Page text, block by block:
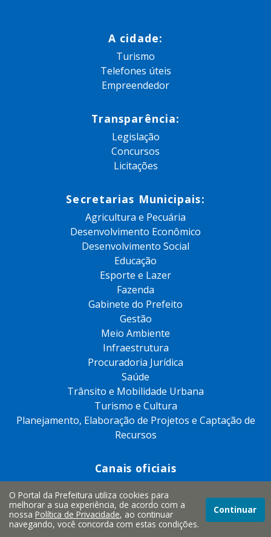
A cidade:
Turismo
Telefones úteis
Empreendedor
Transparência:
Legislação
Concursos
Licitações
Secretarias Municipais:
Agricultura e Pecuária
Desenvolvimento Econômico
Desenvolvimento Social
Educação
Esporte e Lazer
Fazenda
Gabinete do Prefeito
Gestão
Meio Ambiente
Infraestrutura
Procuradoria Jurídica
Saúde
Trânsito e Mobilidade Urbana
Turismo e Cultura
Planejamento, Elaboração de Projetos e Captação de
Recursos
Canais oficiais
O Portal da Prefeitura utiliza cookies para
melhorar a sua experiência, de acordo com a
nossa Política de Privacidade, ao continuar
navegando, você concorda com estas condições.
Continuar